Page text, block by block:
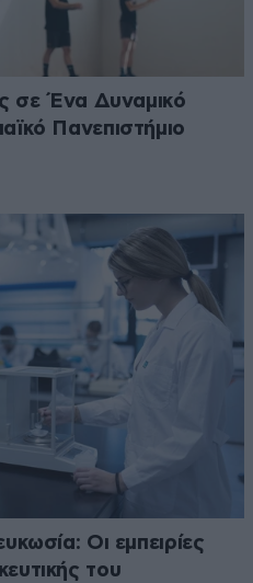
σε Ένα Δυναμικό
Πανεπιστήμιο
Οι εμπειρίες
του